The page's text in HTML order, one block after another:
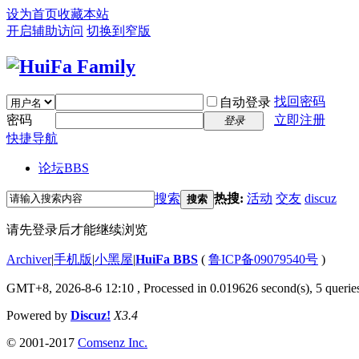
设为首页收藏本站
开启辅助访问 切换到窄版
自动登录 找回密码
密码
登录
立即注册
快捷导航
论坛BBS
搜索 搜索 热搜: 活动 交友 discuz
请先登录后才能继续浏览
Archiver|手机版|小黑屋|HuiFa BBS ( 鲁ICP备09079540号 )
GMT+8, 2026-8-6 12:10 , Processed in 0.019626 second(s), 5
Powered by Discuz! X3.4
© 2001-2017 Comsenz Inc.